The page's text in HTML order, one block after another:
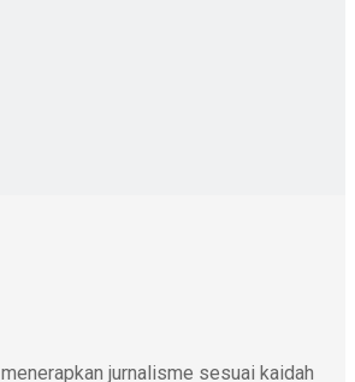
menerapkan jurnalisme sesuai kaidah